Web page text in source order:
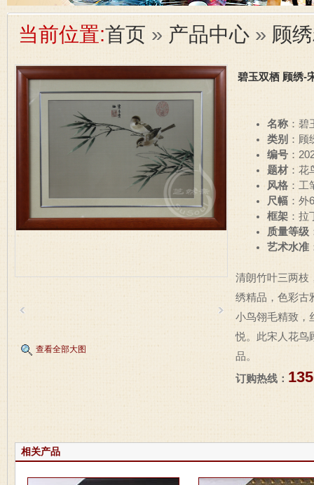
当前位置:首页 » 产品中心 » 顾
查看全部大图
碧玉双栖 顾绣-
名称：碧
类别 ：顾
编号 ：
题材 ：花
风格 ：工
尺幅 ：
框架 ：拉
质量等级
艺术水准
清朗竹叶三两枝
绣精品，色彩古
小鸟翎毛精致，
悦。此宋人花鸟
品。
订购热线：
相关产品